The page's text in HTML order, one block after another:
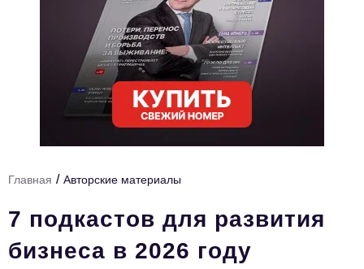
Регулирование
Премия "Тульский Бизнес"
История тульского предпринимательства
Тема номера
HR
Главная / Авторские материалы
7 подкастов для развития
бизнеса в 2026 году